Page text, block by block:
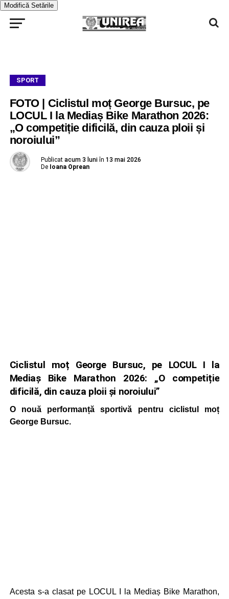
Modifică Setările
SPORT
FOTO | Ciclistul moț George Bursuc, pe
LOCUL I la Mediaș Bike Marathon 2026:
„O competiție dificilă, din cauza ploii și
noroiului”
Publicat acum 3 luni în 13 mai 2026
De Ioana Oprean
Ciclistul moț George Bursuc, pe LOCUL I la
Mediaș Bike Marathon 2026: „O competiție
dificilă, din cauza ploii și noroiului”
O nouă performanță sportivă pentru ciclistul moț
George Bursuc.
Acesta s-a clasat pe LOCUL I la Mediaș Bike Marathon,